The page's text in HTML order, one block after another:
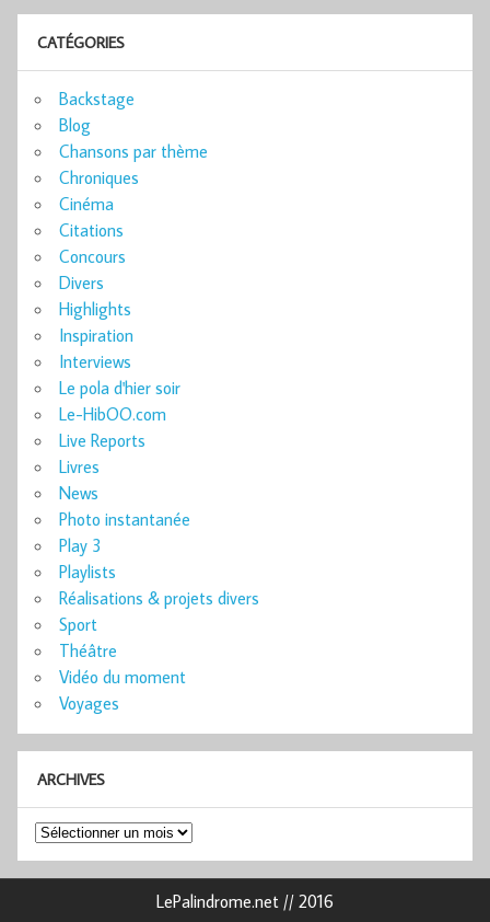
CATÉGORIES
Backstage
Blog
Chansons par thème
Chroniques
Cinéma
Citations
Concours
Divers
Highlights
Inspiration
Interviews
Le pola d'hier soir
Le-HibOO.com
Live Reports
Livres
News
Photo instantanée
Play 3
Playlists
Réalisations & projets divers
Sport
Théâtre
Vidéo du moment
Voyages
ARCHIVES
Archives
LePalindrome.net // 2016